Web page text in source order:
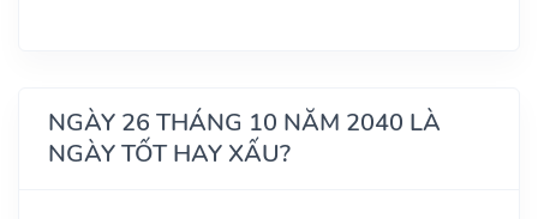
NGÀY 26 THÁNG 10 NĂM 2040 LÀ
NGÀY TỐT HAY XẤU?